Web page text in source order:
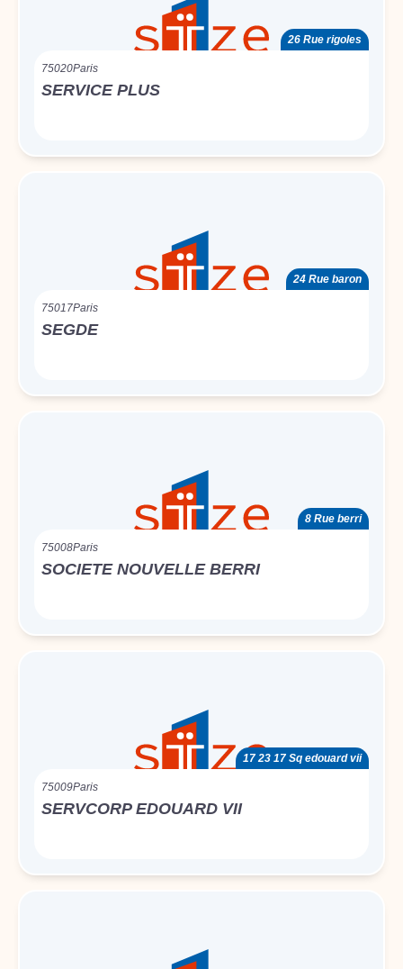
26 Rue rigoles
75020Paris
SERVICE PLUS
24 Rue baron
75017Paris
SEGDE
8 Rue berri
75008Paris
SOCIETE NOUVELLE BERRI
17 23 17 Sq edouard vii
75009Paris
SERVCORP EDOUARD VII